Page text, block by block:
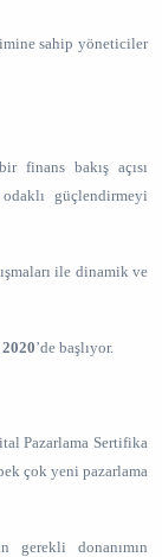
sahip yöneticiler
finans bakış açısı
güçlendirmeyi
ile dinamik ve
’de başlıyor.
Pazarlama Sertifika
çok yeni pazarlama
gerekli donanımın